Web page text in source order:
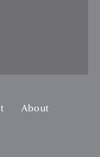
About